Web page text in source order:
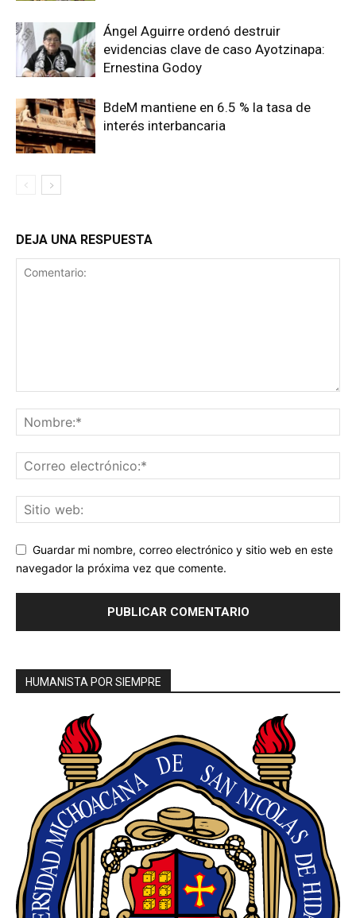
Ángel Aguirre ordenó destruir
evidencias clave de caso Ayotzinapa:
Ernestina Godoy
BdeM mantiene en 6.5 % la tasa de
interés interbancaria
DEJA UNA RESPUESTA
Guardar mi nombre, correo electrónico y sitio web en este
navegador la próxima vez que comente.
HUMANISTA POR SIEMPRE